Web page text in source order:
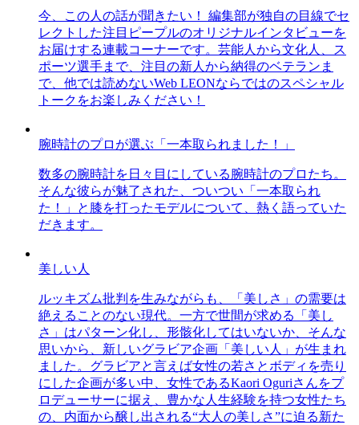
今、この人の話が聞きたい！ 編集部が独自の目線でセ
レクトした注目ピープルのオリジナルインタビューを
お届けする連載コーナーです。芸能人から文化人、ス
ポーツ選手まで、注目の新人から納得のベテランま
で、他では読めないWeb LEONならではのスペシャル
トークをお楽しみください！
腕時計のプロが選ぶ「一本取られました！」
数多の腕時計を日々目にしている腕時計のプロたち。
そんな彼らが魅了された、ついつい「一本取られ
た！」と膝を打ったモデルについて、熱く語っていた
だきます。
美しい人
ルッキズム批判を生みながらも、「美しさ」の需要は
絶えることのない現代。一方で世間が求める「美し
さ」はパターン化し、形骸化してはいないか、そんな
思いから、新しいグラビア企画「美しい人」が生まれ
ました。グラビアと言えば女性の若さとボディを売り
にした企画が多い中、女性であるKaori Oguriさんをプ
ロデューサーに据え、豊かな人生経験を持つ女性たち
の、内面から醸し出される“大人の美しさ”に迫る新た